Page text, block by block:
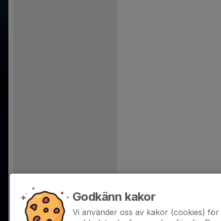
Godkänn kakor
Vi använder oss av kakor (cookies)